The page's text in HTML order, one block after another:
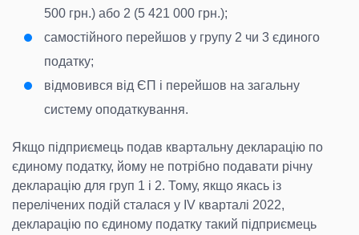
500 грн.) або 2 (5 421 000 грн.);
самостійного перейшов у групу 2 чи 3 єдиного
податку;
відмовився від ЄП і перейшов на загальну
систему оподаткування.
Якщо підприємець подав квартальну декларацію по
єдиному податку, йому не потрібно подавати річну
декларацію для груп 1 і 2. Тому, якщо якась із
перелічених подій сталася у IV кварталі 2022,
декларацію по єдиному податку такий підприємець